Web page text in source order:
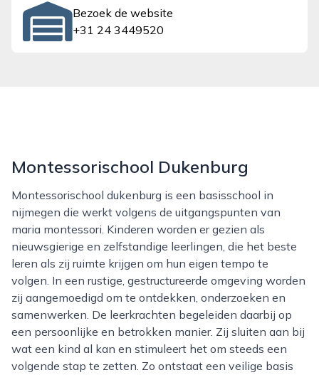
Bezoek de website
+31 24 3449520
Montessorischool Dukenburg
Montessorischool dukenburg is een basisschool in
nijmegen die werkt volgens de uitgangspunten van
maria montessori. Kinderen worden er gezien als
nieuwsgierige en zelfstandige leerlingen, die het beste
leren als zij ruimte krijgen om hun eigen tempo te
volgen. In een rustige, gestructureerde omgeving worden
zij aangemoedigd om te ontdekken, onderzoeken en
samenwerken. De leerkrachten begeleiden daarbij op
een persoonlijke en betrokken manier. Zij sluiten aan bij
wat een kind al kan en stimuleert het om steeds een
volgende stap te zetten. Zo ontstaat een veilige basis